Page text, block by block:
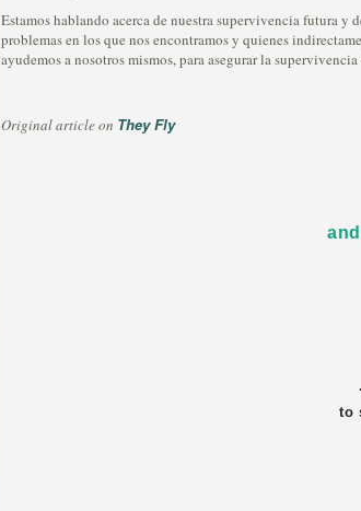
Estamos hablando acerca de nuestra supervivencia futura y
problemas en los que nos encontramos y quienes
ayudemos a nosotros mismos, para asegurar la
Original article on They Fly
to